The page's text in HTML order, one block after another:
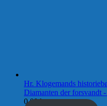
Hr. Klogemands
Diamanten der
0,00kr.